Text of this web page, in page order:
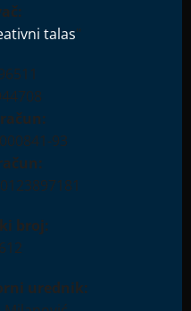
talas"
93
broj:
urednik: